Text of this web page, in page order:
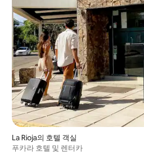
La Rioja의 호텔 객실
푸카라 호텔 및 렌터카